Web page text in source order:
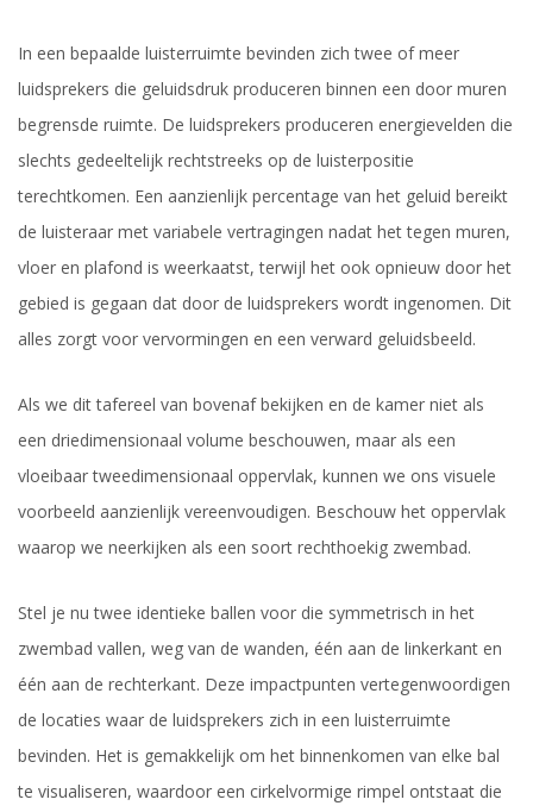
In een bepaalde luisterruimte bevinden zich twee of meer
luidsprekers die geluidsdruk produceren binnen een door muren
begrensde ruimte. De luidsprekers produceren energievelden die
slechts gedeeltelijk rechtstreeks op de luisterpositie
terechtkomen. Een aanzienlijk percentage van het geluid bereikt
de luisteraar met variabele vertragingen nadat het tegen muren,
vloer en plafond is weerkaatst, terwijl het ook opnieuw door het
gebied is gegaan dat door de luidsprekers wordt ingenomen. Dit
alles zorgt voor vervormingen en een verward geluidsbeeld.
Als we dit tafereel van bovenaf bekijken en de kamer niet als
een driedimensionaal volume beschouwen, maar als een
vloeibaar tweedimensionaal oppervlak, kunnen we ons visuele
voorbeeld aanzienlijk vereenvoudigen. Beschouw het oppervlak
waarop we neerkijken als een soort rechthoekig zwembad.
Stel je nu twee identieke ballen voor die symmetrisch in het
zwembad vallen, weg van de wanden, één aan de linkerkant en
één aan de rechterkant. Deze impactpunten vertegenwoordigen
de locaties waar de luidsprekers zich in een luisterruimte
bevinden. Het is gemakkelijk om het binnenkomen van elke bal
te visualiseren, waardoor een cirkelvormige rimpel ontstaat die